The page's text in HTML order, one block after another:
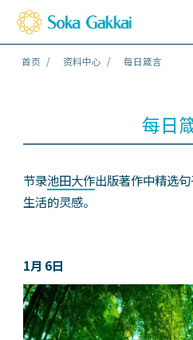
首页 资料中心 每日箴言
每日
节录池田大作出版著作中精选
生活的灵感。
1月 6日